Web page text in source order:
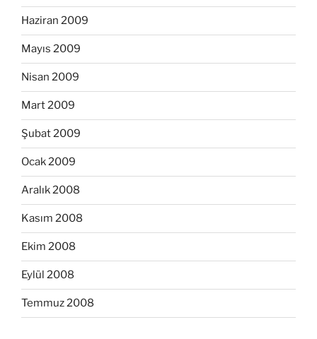
Haziran 2009
Mayıs 2009
Nisan 2009
Mart 2009
Şubat 2009
Ocak 2009
Aralık 2008
Kasım 2008
Ekim 2008
Eylül 2008
Temmuz 2008